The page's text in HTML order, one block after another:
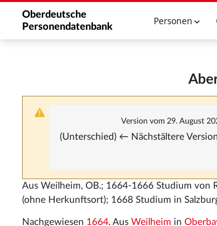
Oberdeutsche
Personendatenbank
Personen
Version vom 29. August
(Unterschied) ← Nächstältere
Aus Weilheim, OB.; 1664-1666 Studium von
(ohne Herkunftsort); 1668 Studium in
Nachgewiesen 1664. Aus Weilheim in